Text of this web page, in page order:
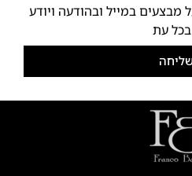
מבצעים במייל ובהודעה ויודע
עת